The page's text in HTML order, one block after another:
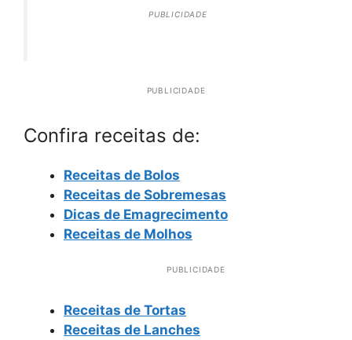
PUBLICIDADE
PUBLICIDADE
Confira receitas de:
Receitas de Bolos
Receitas de Sobremesas
Dicas de Emagrecimento
Receitas de Molhos
PUBLICIDADE
Receitas de Tortas
Receitas de Lanches